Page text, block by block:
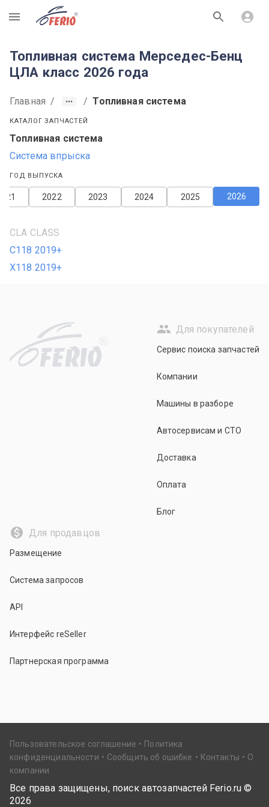
R
Топливная система Мерседес-Бенц
ЦЛА класс 2026 года
Главная / / Топливная система
КАТАЛОГ ЗАПЧАСТЕЙ
Топливная система
Система впрыска
ГОД ВЫПУСКА
2026
2025
2024
2023
2022
CLA CLASS
C118 2019+
X118 2019+
R
Для покупателей
Сервис поиска запчастей
Компании
Машины в разборе
Автосервисам и СТО
Доставка
Оплата
Блог
Для продавцов
Размещение
Система запросов
API
Интерфейс reSeller
Партнерская программа
Пользовательское соглашение
Политика
конфиденциальности
Сообщить об ошибке Контакты
О
компании
Все права защищены, поиск автозапчастей Ferio.ru ©
2026